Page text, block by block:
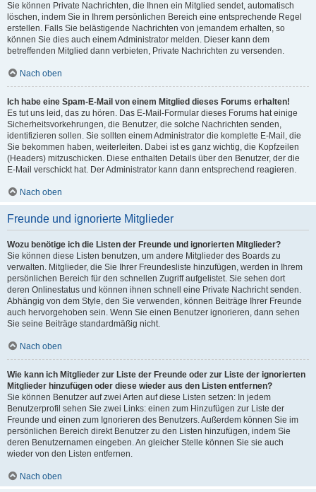
Sie können Private Nachrichten, die Ihnen ein Mitglied sendet, automatisch
löschen, indem Sie in Ihrem persönlichen Bereich eine entsprechende Regel
erstellen. Falls Sie belästigende Nachrichten von jemandem erhalten, so
können Sie dies auch einem Administrator melden. Dieser kann dem
betreffenden Mitglied dann verbieten, Private Nachrichten zu versenden.
Nach oben
Ich habe eine Spam-E-Mail von einem Mitglied dieses Forums erhalten!
Es tut uns leid, das zu hören. Das E-Mail-Formular dieses Forums hat einige
Sicherheitsvorkehrungen, die Benutzer, die solche Nachrichten senden,
identifizieren sollen. Sie sollten einem Administrator die komplette E-Mail, die
Sie bekommen haben, weiterleiten. Dabei ist es ganz wichtig, die Kopfzeilen
(Headers) mitzuschicken. Diese enthalten Details über den Benutzer, der die
E-Mail verschickt hat. Der Administrator kann dann entsprechend reagieren.
Nach oben
Freunde und ignorierte Mitglieder
Wozu benötige ich die Listen der Freunde und ignorierten Mitglieder?
Sie können diese Listen benutzen, um andere Mitglieder des Boards zu
verwalten. Mitglieder, die Sie Ihrer Freundesliste hinzufügen, werden in Ihrem
persönlichen Bereich für den schnellen Zugriff aufgelistet. Sie sehen dort
deren Onlinestatus und können ihnen schnell eine Private Nachricht senden.
Abhängig von dem Style, den Sie verwenden, können Beiträge Ihrer Freunde
auch hervorgehoben sein. Wenn Sie einen Benutzer ignorieren, dann sehen
Sie seine Beiträge standardmäßig nicht.
Nach oben
Wie kann ich Mitglieder zur Liste der Freunde oder zur Liste der ignorierten
Mitglieder hinzufügen oder diese wieder aus den Listen entfernen?
Sie können Benutzer auf zwei Arten auf diese Listen setzen: In jedem
Benutzerprofil sehen Sie zwei Links: einen zum Hinzufügen zur Liste der
Freunde und einen zum Ignorieren des Benutzers. Außerdem können Sie im
persönlichen Bereich direkt Benutzer zu den Listen hinzufügen, indem Sie
deren Benutzernamen eingeben. An gleicher Stelle können Sie sie auch
wieder von den Listen entfernen.
Nach oben